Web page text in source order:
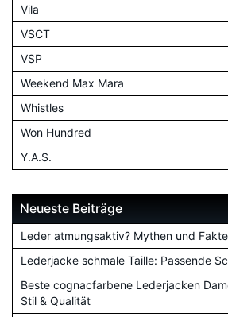
Vila
VSCT
VSP
Weekend Max Mara
Whistles
Won Hundred
Y.A.S.
Neueste Beiträge
Leder atmungsaktiv? Mythen und
Lederjacke schmale Taille: Passende
Beste cognacfarbene Lederjacken
Stil & Qualität